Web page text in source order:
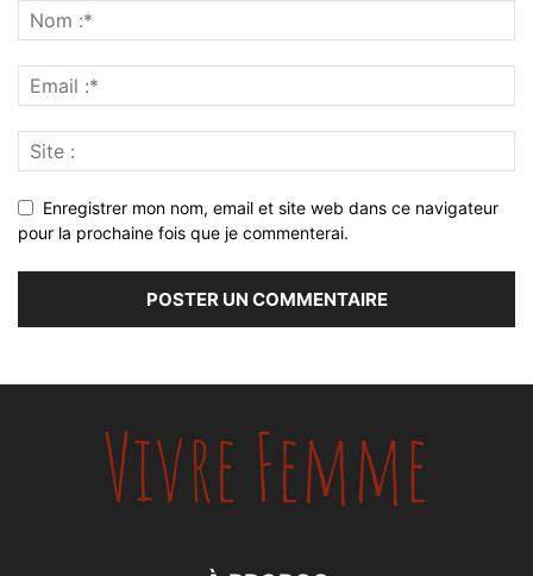
Enregistrer mon nom, email et site web dans ce navigateur
pour la prochaine fois que je commenterai.